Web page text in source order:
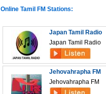
Online Tamil FM Stations:
Japan Tamil Radio
Japan Tamil Radio
Jehovahrapha FM
Jehovahrapha FM